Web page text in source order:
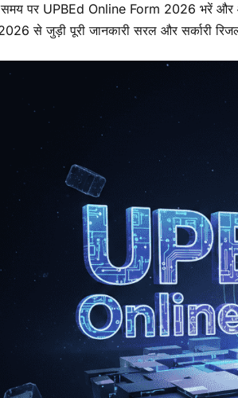
पर UPBEd Online Form 2026 भरें और
से जुड़ी पूरी जानकारी सरल और सर्कारी